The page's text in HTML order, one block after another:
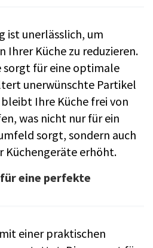
ist unerlässlich, um
Ihrer Küche zu reduzieren.
sorgt für eine optimale
unerwünschte Partikel
Ihre Küche frei von
was nicht nur für ein
sorgt, sondern auch
Küchengeräte erhöht.
eine perfekte
einer praktischen